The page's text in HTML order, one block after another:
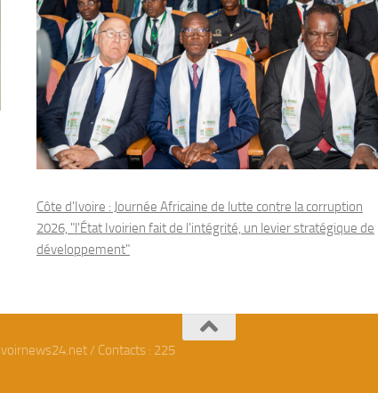
Côte d'Ivoire : Journée Africaine de lutte contre la corruption
2026, "l'État Ivoirien fait de l'intégrité, un levier stratégique de
développement"
/ Contacts : 225